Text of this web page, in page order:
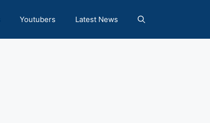
Youtubers Latest News